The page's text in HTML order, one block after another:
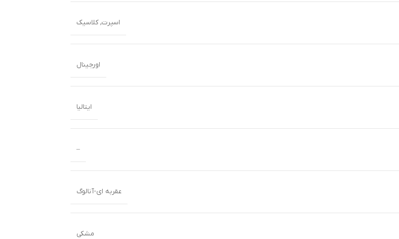
اسپرت,کلاسیک
اورجینال
ایتالیا
–
عقربه ای-آنالوگ
مشکی